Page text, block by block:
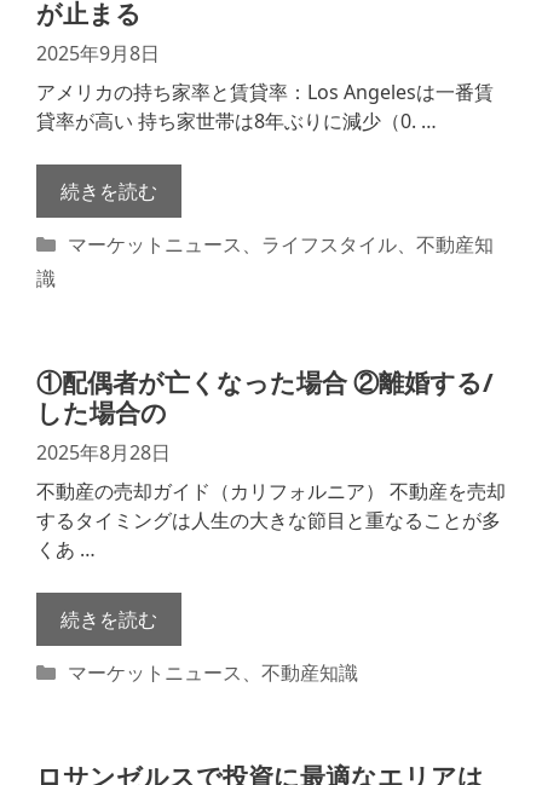
が止まる
2025年9月8日
アメリカの持ち家率と賃貸率：Los Angelesは一番賃
貸率が高い 持ち家世帯は8年ぶりに減少（0. …
続きを読む
カ
マーケットニュース、 ライフスタイル、 不動産知
識
①配偶者が亡くなった場合 ②離婚する/
した場合の
2025年8月28日
不動産の売却ガイド（カリフォルニア） 不動産を売却
するタイミングは人生の大きな節目と重なることが多
くあ …
続きを読む
カ
マーケットニュース、 不動産知識
ロサンゼルスで投資に最適なエリアは